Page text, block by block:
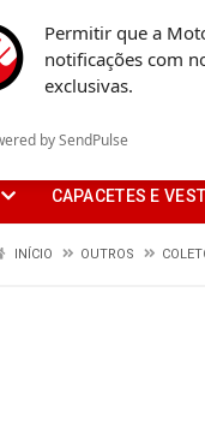
Permitir que a
notificações com
exclusivas.
by SendPulse
CAPACETES E
INÍCIO OUTROS